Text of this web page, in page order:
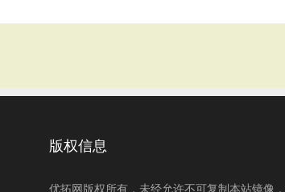
版权信息
优拓网版权所有，未经允许不可复制本站镜像